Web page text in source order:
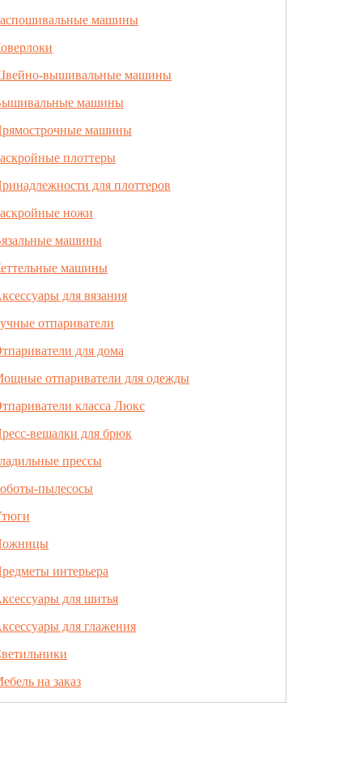
машины
вышивальные машины
машины
машины
плоттеры
для плоттеров
ножи
машины
машины
для вязания
отпариватели
для дома
отпариватели для одежды
класса Люкс
вешалки для брюк
прессы
пылесосы
интерьера
для шитья
для глажения
на заказ